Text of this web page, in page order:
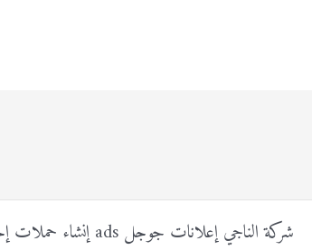
شركة الناجي إعلانات جوجل ads إنشاء حملات إحترافيه وتفوق علي منافسيك اتصل بنا الأن حمايه من النقرات الإحتياليه